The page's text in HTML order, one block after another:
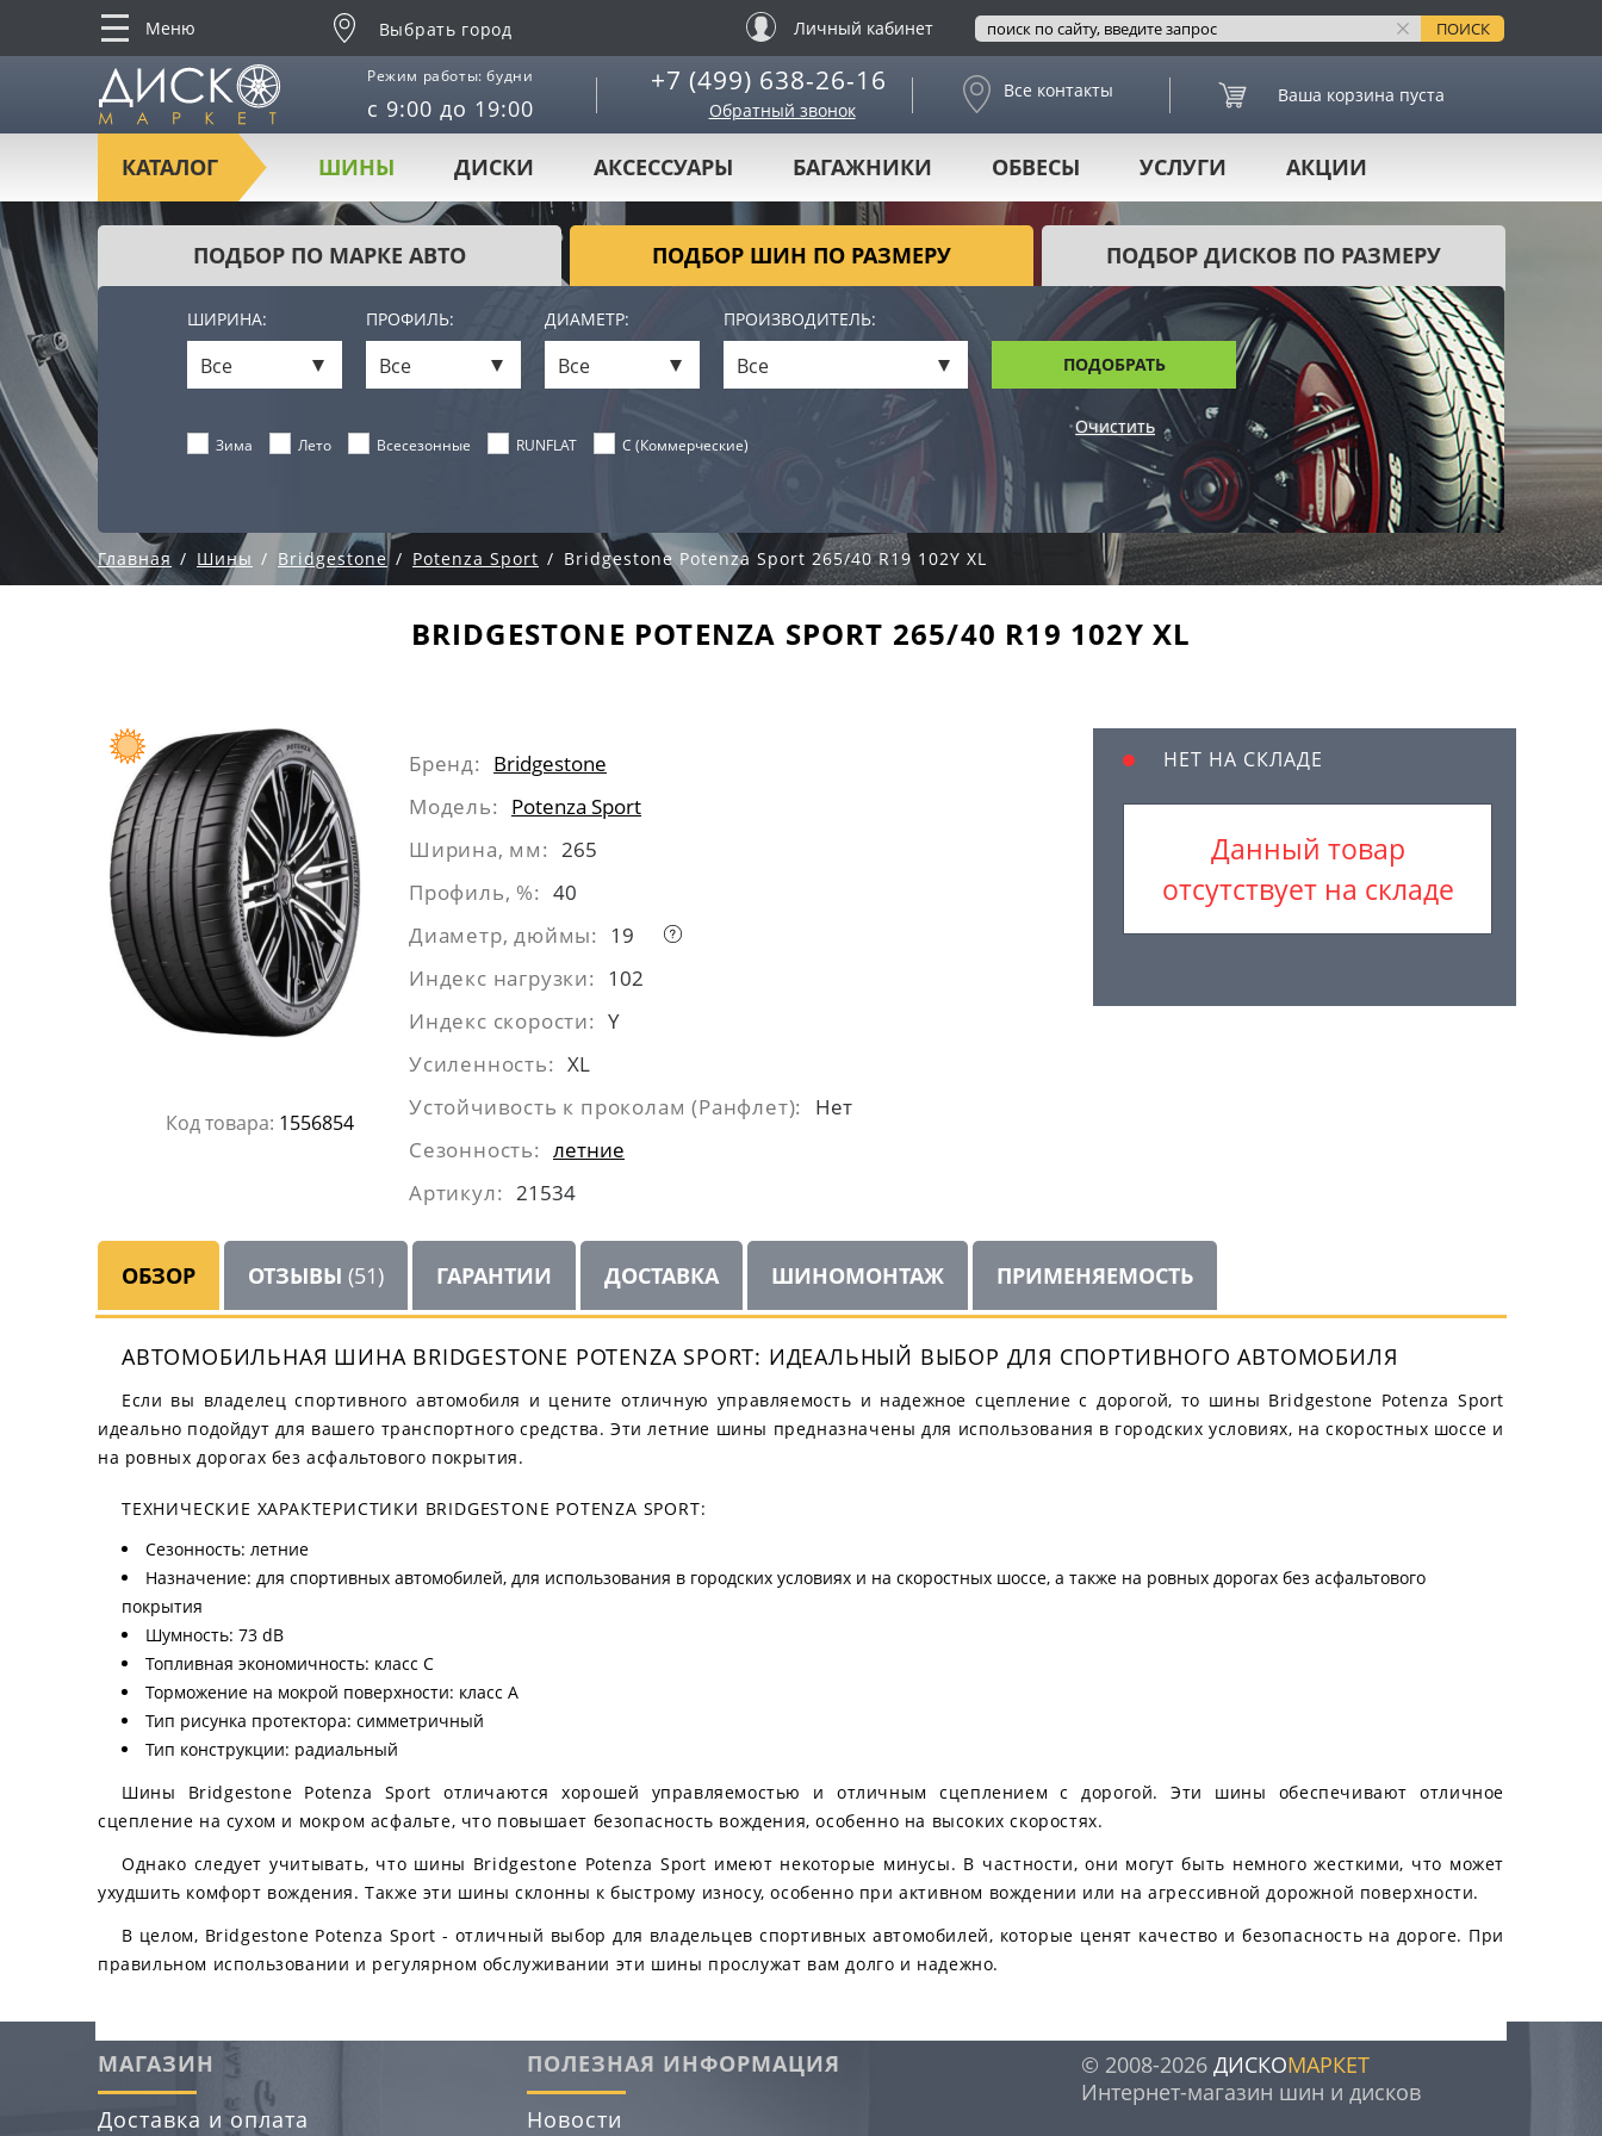
Меню Выбрать город Личный кабинет
Режим работы: будни
с 9:00 до 19:00
+7 (499) 638-26-16
Обратный звонок
Все контакты Ваша корзина пуста
КАТАЛОГ ШИНЫ ДИСКИ АКСЕССУАРЫ БАГАЖНИКИ ОБВЕСЫ УСЛУГИ АКЦИИ
ПОДБОР ПО МАРКЕ АВТО ПОДБОР ШИН ПО РАЗМЕРУ ПОДБОР ДИСКОВ ПО РАЗМЕРУ
ШИРИНА: ПРОФИЛЬ: ДИАМЕТР: ПРОИЗВОДИТЕЛЬ:
Все Все Все Все ПОДОБРАТЬ
Зима Лето Всесезонные RUNFLAT C (Коммерческие)
Главная Шины Bridgestone Potenza Sport Bridgestone Potenza Sport 265/40 R19 102Y XL
BRIDGESTONE POTENZA SPORT 265/40 R19 102Y XL
Код товара: 1556854
Бренд:
Bridgestone
Модель:
Potenza Sport
Ширина, мм: 265
Профиль, %: 40
Диаметр, дюймы:
19
Индекс нагрузки:
102
Индекс скорости: Y
Усиленность: XL
Устойчивость к проколам (Ранфлет):
Нет
Сезонность: летние
Артикул: 21534
НЕТ НА СКЛАДЕ
Данный товар
отсутствует на складе
ОБЗОР ОТЗЫВЫ (51) ГАРАНТИИ ДОСТАВКА ШИНОМОНТАЖ ПРИМЕНЯЕМОСТЬ
АВТОМОБИЛЬНАЯ ШИНА BRIDGESTONE POTENZA SPORT: ИДЕАЛЬНЫЙ ВЫБОР ДЛЯ СПОРТИВНОГО АВТОМОБИЛЯ
Если вы владелец спортивного автомобиля и цените отличную управляемость и надежное сцепление с дорогой, то шины Bridgestone Potenza Sport
идеально подойдут для вашего транспортного средства. Эти летние шины предназначены для использования в городских условиях, на скоростных шоссе и
на ровных дорогах без асфальтового покрытия.
ТЕХНИЧЕСКИЕ ХАРАКТЕРИСТИКИ BRIDGESTONE POTENZA SPORT:
Сезонность: летние
Назначение: для спортивных автомобилей, для использования в городских условиях и на скоростных шоссе, а также на ровных дорогах без асфальтового
покрытия
Шумность: 73 dB
Топливная экономичность: класс C
Торможение на мокрой поверхности: класс A
Тип рисунка протектора: симметричный
Тип конструкции: радиальный
Шины Bridgestone Potenza Sport отличаются хорошей управляемостью и отличным сцеплением с дорогой. Эти шины обеспечивают отличное
сцепление на сухом и мокром асфальте, что повышает безопасность вождения, особенно на высоких скоростях.
Однако следует учитывать, что шины Bridgestone Potenza Sport имеют некоторые минусы. В частности, они могут быть немного жесткими, что может
ухудшить комфорт вождения. Также эти шины склонны к быстрому износу, особенно при активном вождении или на агрессивной дорожной поверхности.
В целом, Bridgestone Potenza Sport - отличный выбор для владельцев спортивных автомобилей, которые ценят качество и безопасность на дороге. При
правильном использовании и регулярном обслуживании эти шины прослужат вам долго и надежно.
МАГАЗИН
Доставка и оплата
ПОЛЕЗНАЯ ИНФОРМАЦИЯ
Новости
© 2008-2026 ДИСКОМАРКЕТ
Интернет-магазин шин и дисков